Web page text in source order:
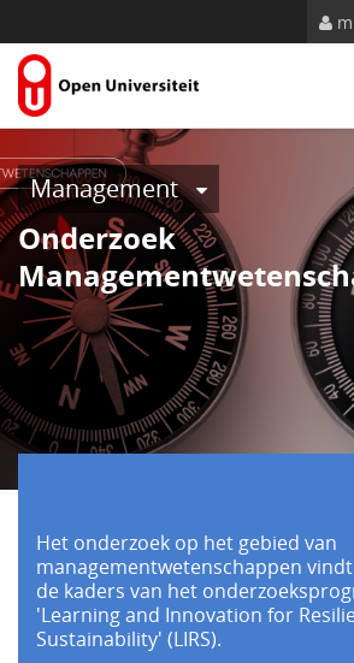
Management
Onderzoek
Het onderzoek op het gebied van
managementwetenschappen
de kaders van het
'Learning and Innovation for
Sustainability' (LIRS).